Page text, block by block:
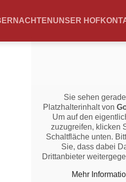
UNSER HOF
Sie sehen
Platzhalterinhalt von
Um auf den
zuzugreifen, klicken
Schaltfläche unten.
Sie, dass dabei
Drittanbieter
Mehr